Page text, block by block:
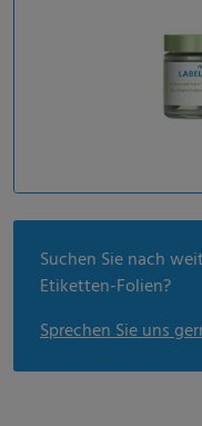
Suchen Sie nach
Etiketten-Folien?
Sprechen Sie uns